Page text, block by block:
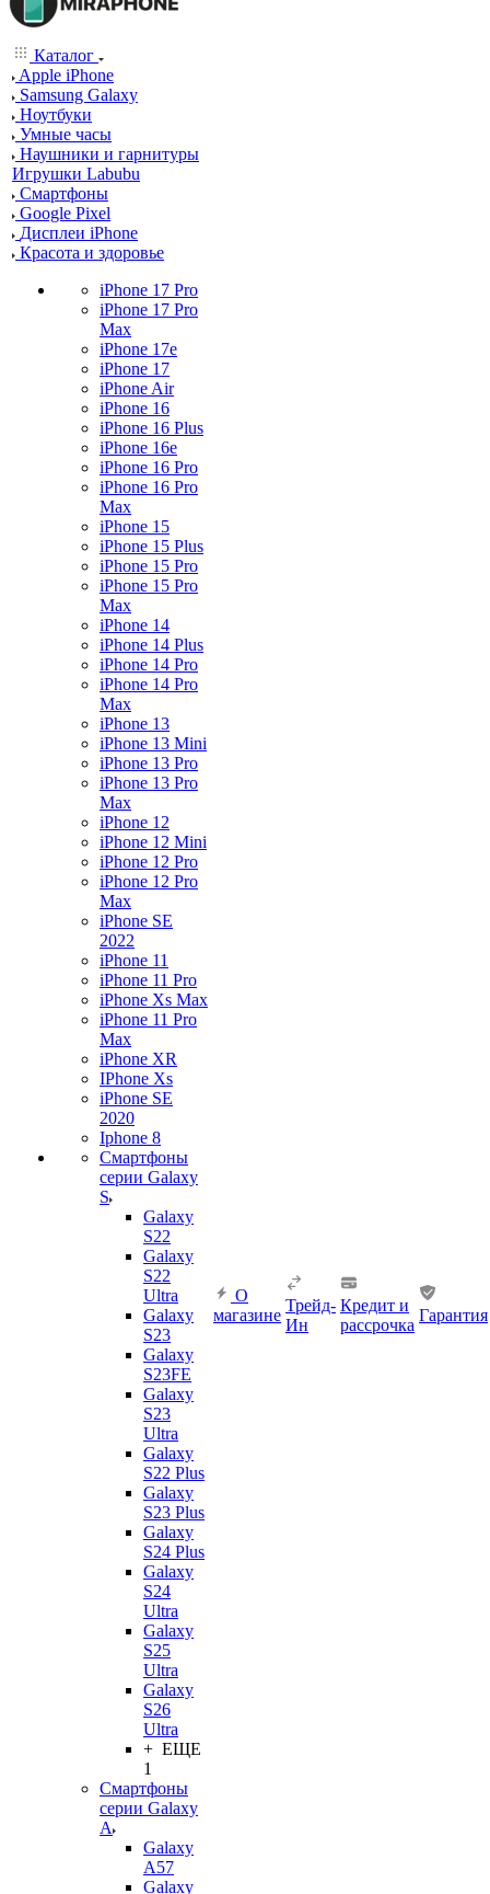
Каталог
Apple iPhone
Samsung Galaxy
Ноутбуки
Умные часы
Наушники и гарнитуры
Игрушки Labubu
Смартфоны
Google Pixel
Дисплеи iPhone
Красота и здоровье
iPhone 17 Pro
iPhone 17 Pro
Max
iPhone 17e
iPhone 17
iPhone Air
iPhone 16
iPhone 16 Plus
iPhone 16e
iPhone 16 Pro
iPhone 16 Pro
Max
iPhone 15
iPhone 15 Plus
iPhone 15 Pro
iPhone 15 Pro
Max
iPhone 14
iPhone 14 Plus
iPhone 14 Pro
iPhone 14 Pro
Max
iPhone 13
iPhone 13 Mini
iPhone 13 Pro
iPhone 13 Pro
Max
iPhone 12
iPhone 12 Mini
iPhone 12 Pro
iPhone 12 Pro
Max
iPhone SE
2022
iPhone 11
iPhone 11 Pro
iPhone Xs Max
iPhone 11 Pro
Max
iPhone XR
IPhone Xs
iPhone SE
2020
Iphone 8
Смартфоны
серии Galaxy
S
Galaxy
S22
Galaxy
S22
Ultra
Galaxy
S23
Galaxy
S23FE
Galaxy
S23
Ultra
Galaxy
S22 Plus
Galaxy
S23 Plus
Galaxy
S24 Plus
Galaxy
S24
Ultra
Galaxy
S25
Ultra
Galaxy
S26
Ultra
+ ЕЩЕ
1
Смартфоны
серии Galaxy
A
Galaxy
A57
Galaxy
О
магазине
Трейд-
Ин
Кредит и
рассрочка
Гарантия